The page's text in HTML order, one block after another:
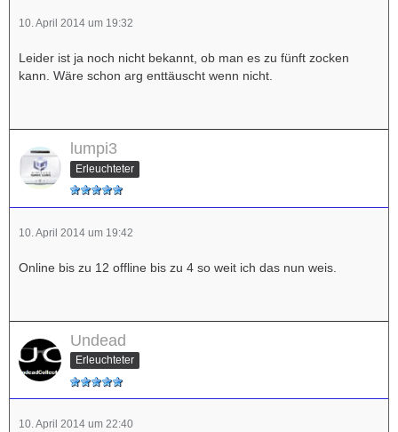
10. April 2014 um 19:32
Leider ist ja noch nicht bekannt, ob man es zu fünft zocken
kann. Wäre schon arg enttäuscht wenn nicht.
lumpi3
Erleuchteter
10. April 2014 um 19:42
Online bis zu 12 offline bis zu 4 so weit ich das nun weis.
Undead
Erleuchteter
10. April 2014 um 22:40